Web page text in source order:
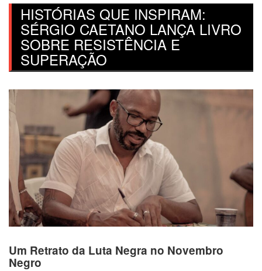
HISTÓRIAS QUE INSPIRAM:
SÉRGIO CAETANO LANÇA LIVRO
SOBRE RESISTÊNCIA E
SUPERAÇÃO
Um Retrato da Luta Negra no Novembro
Negro